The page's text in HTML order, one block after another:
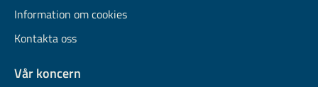
Information om cookies
Kontakta oss
Vår koncern